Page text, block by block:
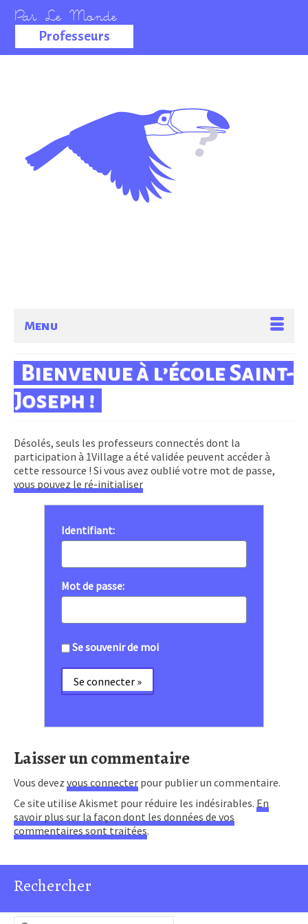
Professeurs
La salle des
professeurs
Menu
Bienvenue à l’école Saint-
Joseph !
Désolés, seuls les professeurs connectés dont la
participation à 1Village a été validée peuvent accéder à
cette ressource ! Si vous avez oublié votre mot de passe,
vous pouvez le ré-initialiser
Identifiant:
Mot de passe:
Se souvenir de moi
Laisser un commentaire
Vous devez vous connecter pour publier un commentaire.
Ce site utilise Akismet pour réduire les indésirables. En
savoir plus sur la façon dont les données de vos
commentaires sont traitées.
Rechercher